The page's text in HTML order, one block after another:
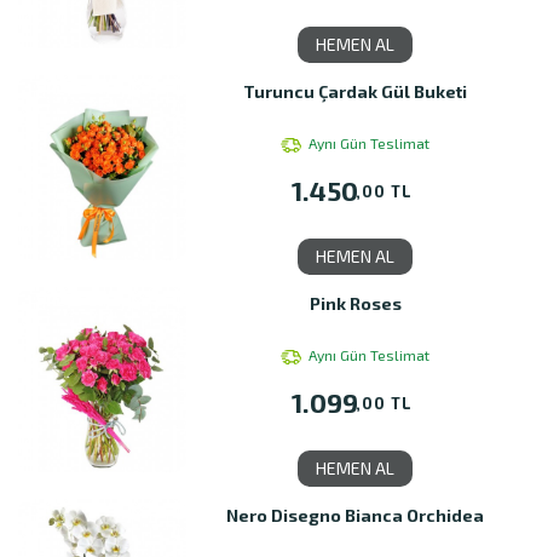
HEMEN AL
Turuncu Çardak Gül Buketi
Aynı Gün Teslimat
1.450,00 TL
HEMEN AL
Pink Roses
Aynı Gün Teslimat
1.099,00 TL
HEMEN AL
Nero Disegno Bianca Orchidea